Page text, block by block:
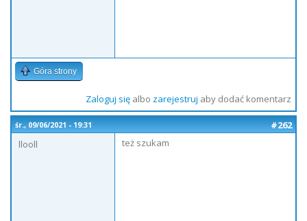
Góra strony
Zaloguj sięalbo zarejestruj aby dodać komentarz
śr., 09/06/2021 - 19:31
#262
llooll
też szukam